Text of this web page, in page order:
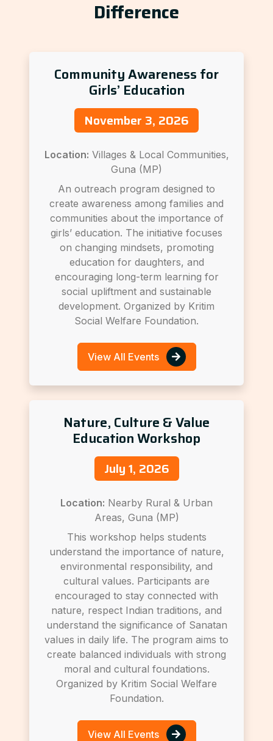
Difference
Community Awareness for
Girls’ Education
November 3, 2026
Location: Villages & Local Communities,
Guna (MP)
An outreach program designed to
create awareness among families and
communities about the importance of
girls’ education. The initiative focuses
on changing mindsets, promoting
education for daughters, and
encouraging long-term learning for
social upliftment and sustainable
development. Organized by Kritim
Social Welfare Foundation.
View All Events
Nature, Culture & Value
Education Workshop
July 1, 2026
Location: Nearby Rural & Urban
Areas, Guna (MP)
This workshop helps students
understand the importance of nature,
environmental responsibility, and
cultural values. Participants are
encouraged to stay connected with
nature, respect Indian traditions, and
understand the significance of Sanatan
values in daily life. The program aims to
create balanced individuals with strong
moral and cultural foundations.
Organized by Kritim Social Welfare
Foundation.
View All Events